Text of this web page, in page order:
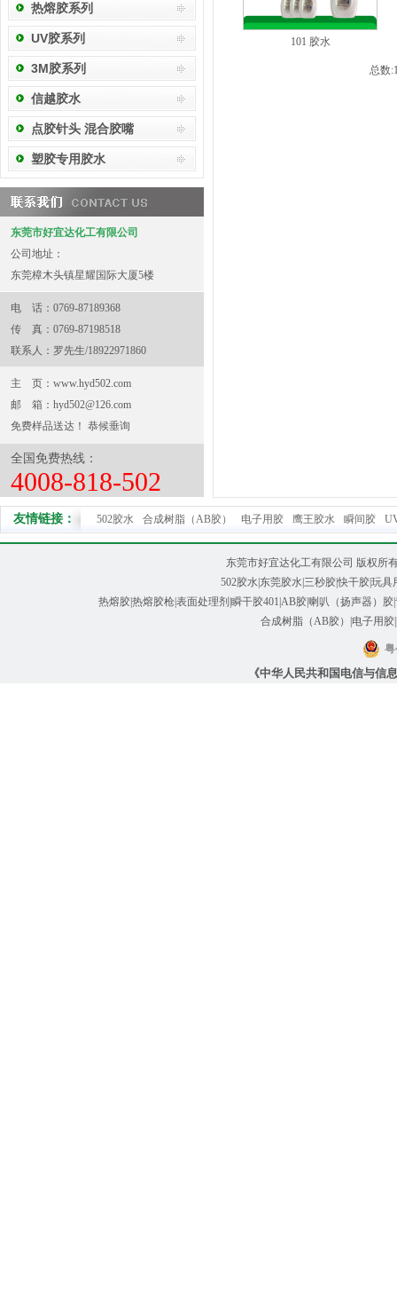
热熔胶系列
UV胶系列
3M胶系列
信越胶水
点胶针头 混合胶嘴
塑胶专用胶水
东莞市好宜达化工有限公司
公司地址：
东莞樟木头镇星耀国际大厦5楼
电 话：0769-87189368
传 真：0769-87198518
联系人：罗先生/18922971860
主 页： www.hyd502.com
邮 箱： hyd502@126.com
免费样品送达！ 恭候垂询
全国免费热线：
4008-818-502
101 胶水
总数
友情链接： 502胶水 合成树脂（AB胶） 电子用胶 鹰王胶水 瞬间胶
东莞市好宜达化工有限公司 版权所
502胶水 东莞胶水三秒胶|快干胶|玩具
热熔胶|热熔胶枪表面处理剂 瞬干胶401 AB胶|喇叭（扬声器）胶
合成树脂（AB胶）|电子用胶|
粤
《中华人民共和国电信与信